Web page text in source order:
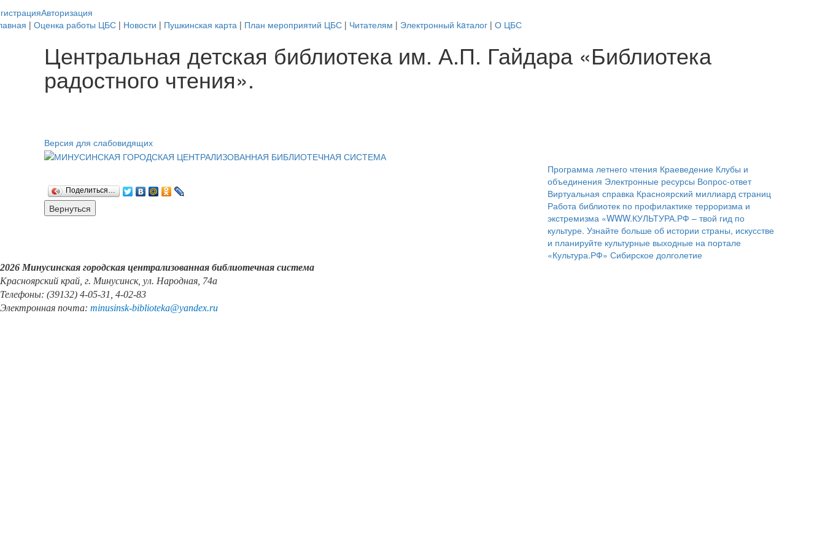
Авторизация
| Оценка работы ЦБС | Новости | Пушкинская карта | План мероприятий ЦБС | Читателям | Электронный kaталог | О ЦБС
Центральная детская библиотека им. А.П. Гайдара «Библиотека
радостного чтения».
Версия для слабовидящих
Поделиться…
Программа летнего чтения Краеведение Клубы и
объединения Электронные ресурсы Вопрос-ответ
Виртуальная справка Красноярский миллиард страниц
Работа библиотек по профилактике терроризма и
экстремизма «WWW.КУЛЬТУРА.РФ – твой гид по
культуре. Узнайте больше об истории страны, искусстве
и планируйте культурные выходные на портале
«Культура.РФ» Сибирское долголетие
2026 Минусинская городская централизованная библиотечная система
Красноярский край, г. Минусинск, ул. Народная, 74а
Телефоны: (39132) 4-05-31, 4-02-83
Электронная почта: minusinsk-biblioteka@yandex.ru